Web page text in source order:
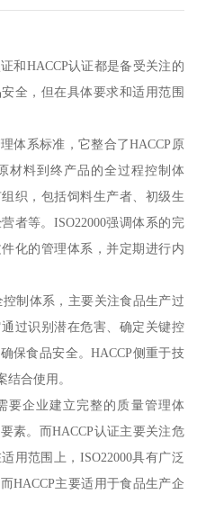
和HACCP认证都是备受关注的
全，但在具体要求和适用范围
体系标准，它整合了HACCP原
材料到终产品的全过程控制体
织，包括饲料生产者、初级生
者等。ISO22000强调体系的完
化的管理体系，并定期进行内
制体系，主要关注食品生产过
过识别潜在危害、确定关键控
保食品安全。HACCP侧重于技
合使用。
要企业建立完整的质量管理体
素。而HACCP认证主要关注危
用范围上，ISO22000具有广泛
HACCP主要适用于食品生产企